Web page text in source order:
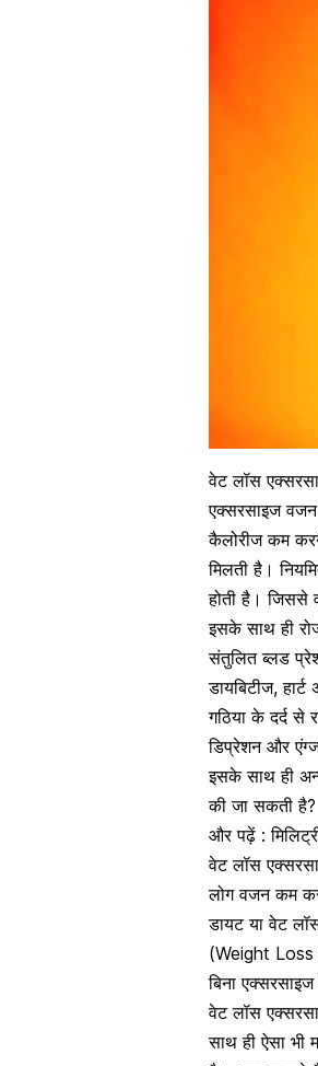
वेट लॉस
एक्सरसाइज
कैलोरीज कम
मिलती है।
होती है। जिससे
इसके साथ ही
संतुलित ब्लड
डायबिटीज,
गठिया के दर्द से
डिप्रेशन और
इसके साथ ही
की जा सकती है?
और पढ़ें :
वेट लॉस
लोग वजन कम
डायट या वेट
(Weight Loss
बिना
वेट लॉस
साथ ही ऐसा भी